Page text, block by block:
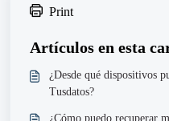
Print
Artículos en esta
¿Desde qué dispositivos
Tusdatos?
¿Cómo puedo recuperar